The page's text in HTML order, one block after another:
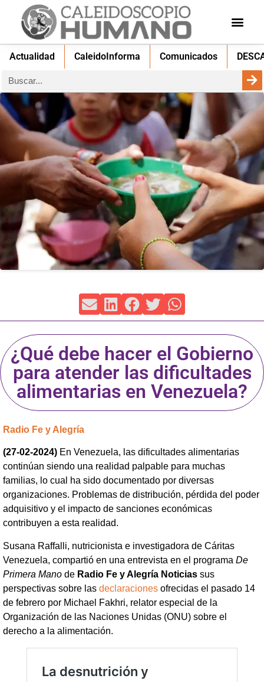
Actualidad CaleidoInforma Comunicados
¿Qué debe hacer el Gobierno
para atender las dificultades
alimentarias en Venezuela?
Radio Fe y Alegría
(27-02-2024) En Venezuela, las dificultades alimentarias
continúan siendo una realidad palpable para muchas
familias, lo cual ha sido documentado por diversas
organizaciones. Problemas de distribución, pérdida del poder
adquisitivo y el impacto de sanciones económicas
contribuyen a esta realidad.
Susana Raffalli, nutricionista e investigadora de Cáritas
Venezuela, compartió en una entrevista en el programa De
Primera Mano de Radio Fe y Alegría Noticias sus
perspectivas sobre las declaraciones ofrecidas el pasado 14
de febrero por Michael Fakhri, relator especial de la
Organización de las Naciones Unidas (ONU) sobre el
derecho a la alimentación.